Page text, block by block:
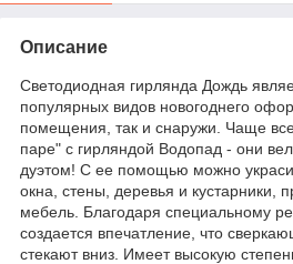
Описание
Светодиодная гирлянда Дождь
популярных видов новогоднего
помещения, так и снаружи. Чаще
паре" с гирляндой Водопад - они
дуэтом! С ее помощью можно
окна, стены, деревья и кустарники,
мебель. Благодаря специальному
создается впечатление, что
стекают вниз. Имеет высокую